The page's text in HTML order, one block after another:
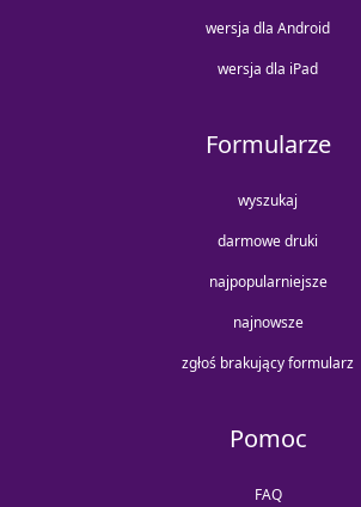
wersja dla Android
wersja dla iPad
Formularze
wyszukaj
darmowe druki
najpopularniejsze
najnowsze
zgłoś brakujący formularz
Pomoc
FAQ